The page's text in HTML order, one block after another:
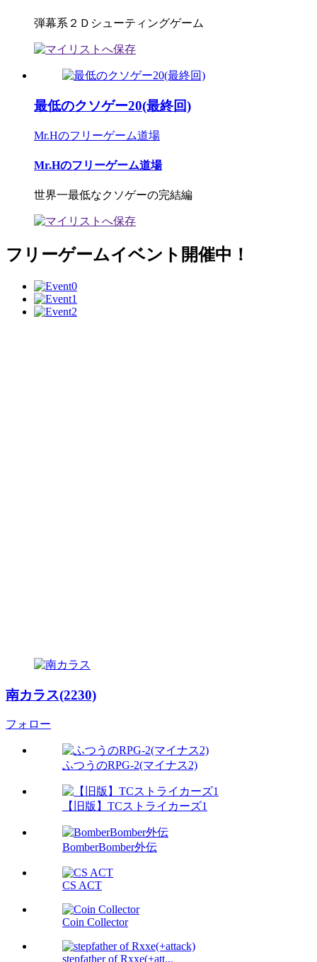
弾幕系２Ｄシューティングゲーム
最低のクソゲー20(最終回)
Mr.Hのフリーゲーム道場
Mr.Hのフリーゲーム道場
世界一最低なクソゲーの完結編
フリーゲームイベント開催中！
南カラス(2230)
フォロー
ふつうのRPG-2(マイナス2)
【旧版】TCストライカーズ1
BomberBomber外伝
CS ACT
Coin Collector
stepfather of Rxxe(+att...